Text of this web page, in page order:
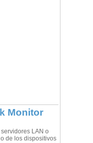
Monitor
LAN o
de los dispositivos